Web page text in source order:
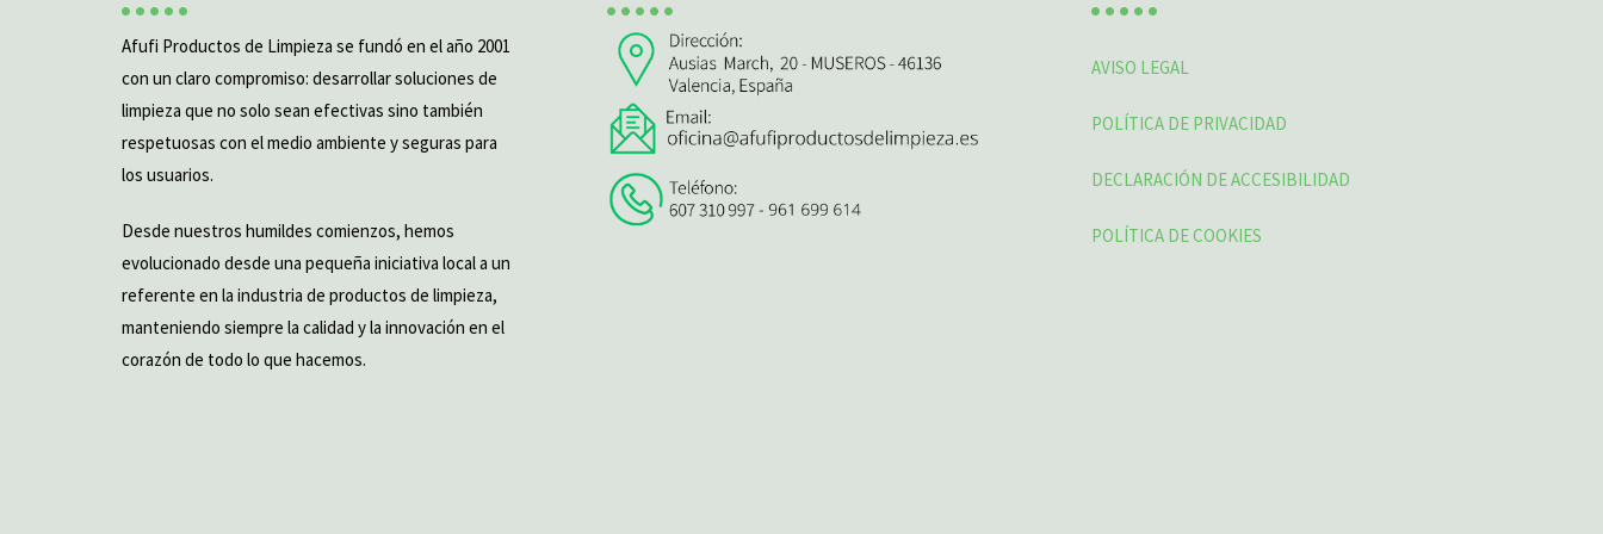
Afufi Productos de Limpieza se fundó en el año 2001
con un claro compromiso: desarrollar soluciones de
limpieza que no solo sean efectivas sino también
respetuosas con el medio ambiente y seguras para
los usuarios.
Desde nuestros humildes comienzos, hemos
evolucionado desde una pequeña iniciativa local a un
referente en la industria de productos de limpieza,
manteniendo siempre la calidad y la innovación en el
corazón de todo lo que hacemos.
AVISO LEGAL
POLÍTICA DE PRIVACIDAD
DECLARACIÓN DE ACCESIBILIDAD
POLÍTICA DE COOKIES